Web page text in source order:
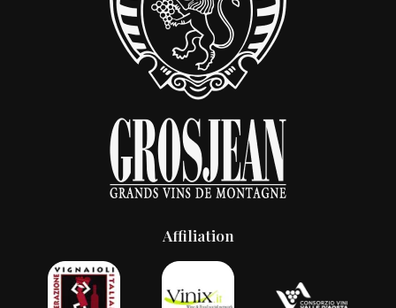
Affiliation